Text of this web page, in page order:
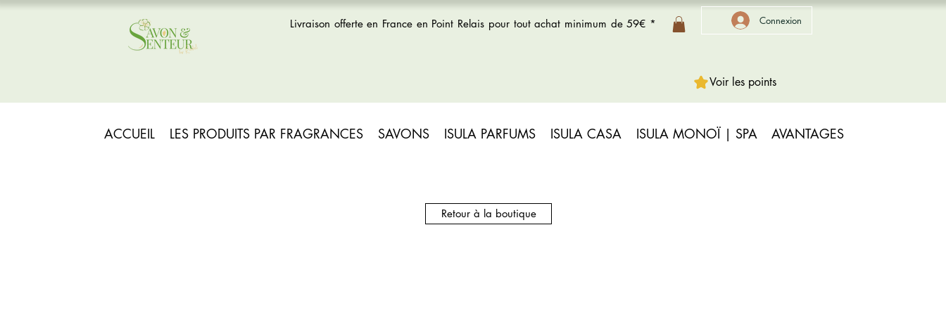
Livraison offerte en France en Point Relais pour tout achat minimum de 59€ * Connexion
Voir les points
ACCUEIL LES PRODUITS PAR FRAGRANCES SAVONS ISULA PARFUMS ISULA CASA ISULA MONOÏ | SPA AVANTAGES
Retour à la boutique